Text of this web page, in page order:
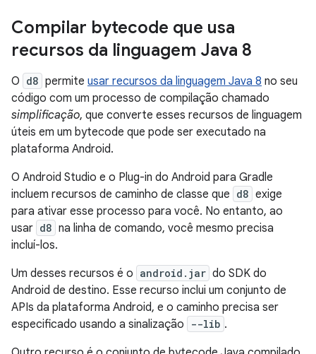
Compilar bytecode que usa
recursos da linguagem Java 8
O d8 permite usar recursos da linguagem Java 8 no seu
código com um processo de compilação chamado
simplificação, que converte esses recursos de linguagem
úteis em um bytecode que pode ser executado na
plataforma Android.
O Android Studio e o Plug-in do Android para Gradle
incluem recursos de caminho de classe que d8 exige
para ativar esse processo para você. No entanto, ao
usar d8 na linha de comando, você mesmo precisa
incluí-los.
Um desses recursos é o android.jar do SDK do
Android de destino. Esse recurso inclui um conjunto de
APIs da plataforma Android, e o caminho precisa ser
especificado usando a sinalização
--lib .